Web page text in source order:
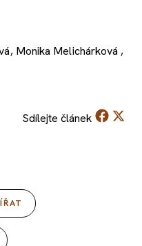
Monika Melichárková ,
Sdílejte článek